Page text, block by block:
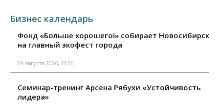
Бизнес календарь
Фонд «Больше хорошего!» собирает Новосибирск
на главный экофест города
09 августа 2026, 12:00
Семинар-тренинг Арсена Рябухи «Устойчивость
лидера»